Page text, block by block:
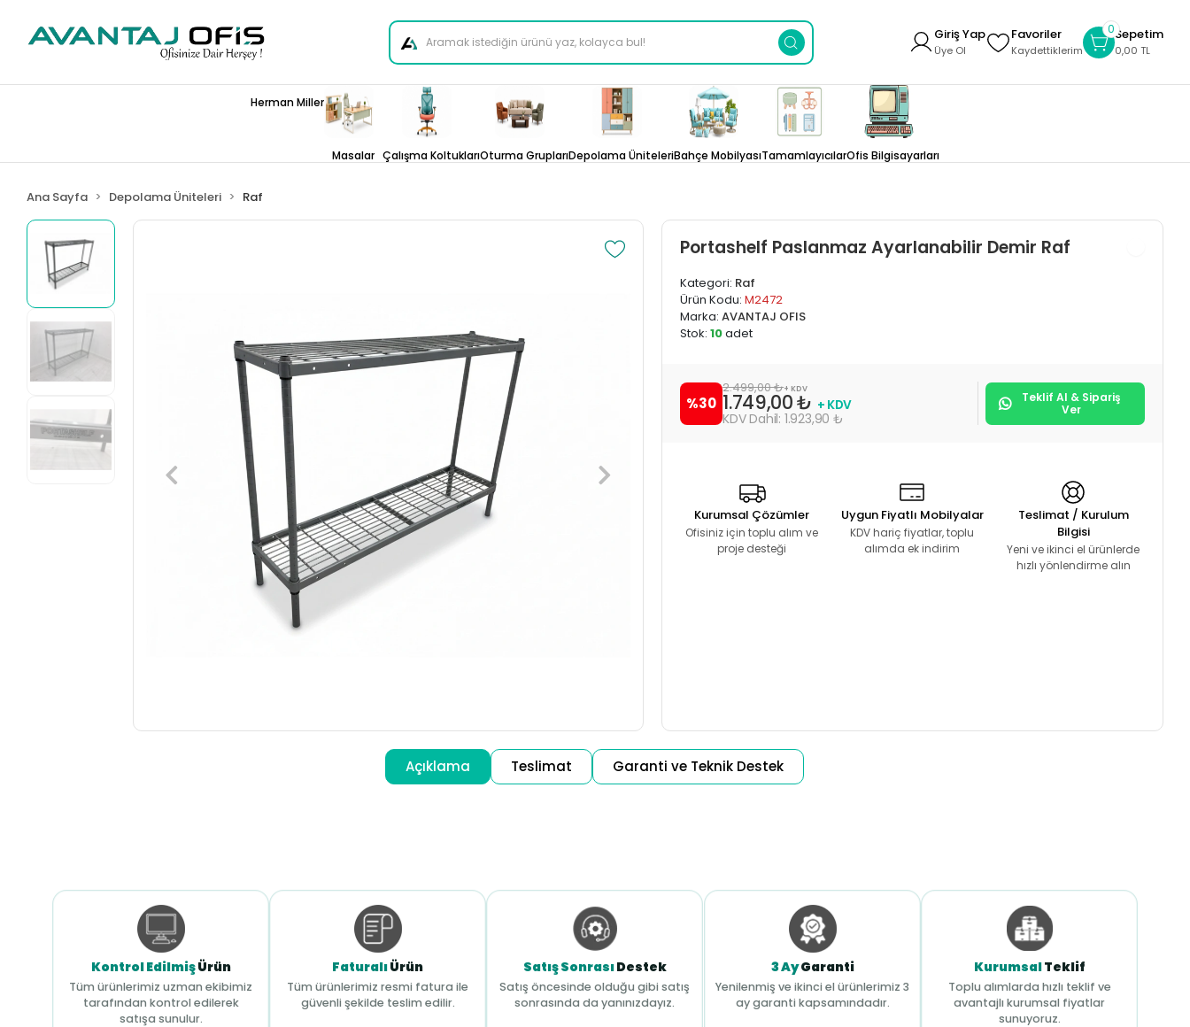
Giriş Yap
Üye Ol
Favoriler
Kaydettiklerim
0Sepetim
0,00 TL
Herman Miller
Masalar Çalışma KoltuklarıOturma GruplarıDepolama ÜniteleriBahçe MobilyasıTamamlayıcılarOfis Bilgisayarları
Ana Sayfa Depolama Üniteleri Raf
Portashelf Paslanmaz Ayarlanabilir Demir Raf
Kategori: Raf
Ürün Kodu:M2472
Marka:AVANTAJ OFIS
Stok:10adet
%30
2.499,00 ₺+ KDV
1.749,00 ₺ + KDV
1.923,90 ₺
Teklif Al & Sipariş
Ver
Kurumsal Çözümler
Ofisiniz için toplu alım ve
proje desteği
Uygun Fiyatlı Mobilyalar
KDV hariç fiyatlar, toplu
alımda ek indirim
Teslimat / Kurulum
Bilgisi
Yeni ve ikinci el ürünlerde
hızlı yönlendirme alın
Açıklama Teslimat Garanti ve Teknik Destek
Kontrol EdilmişÜrün
Tüm ürünlerimiz uzman ekibimiz
tarafından kontrol edilerek
satışa sunulur.
FaturalıÜrün
Tüm ürünlerimiz resmi fatura ile
güvenli şekilde teslim edilir.
Satış SonrasıDestek
Satış öncesinde olduğu gibi satış
sonrasında da yanınızdayız.
3 AyGaranti
Yenilenmiş ve ikinci el ürünlerimiz 3
ay garanti kapsamındadır.
KurumsalTeklif
Toplu alımlarda hızlı teklif ve
avantajlı kurumsal fiyatlar
sunuyoruz.